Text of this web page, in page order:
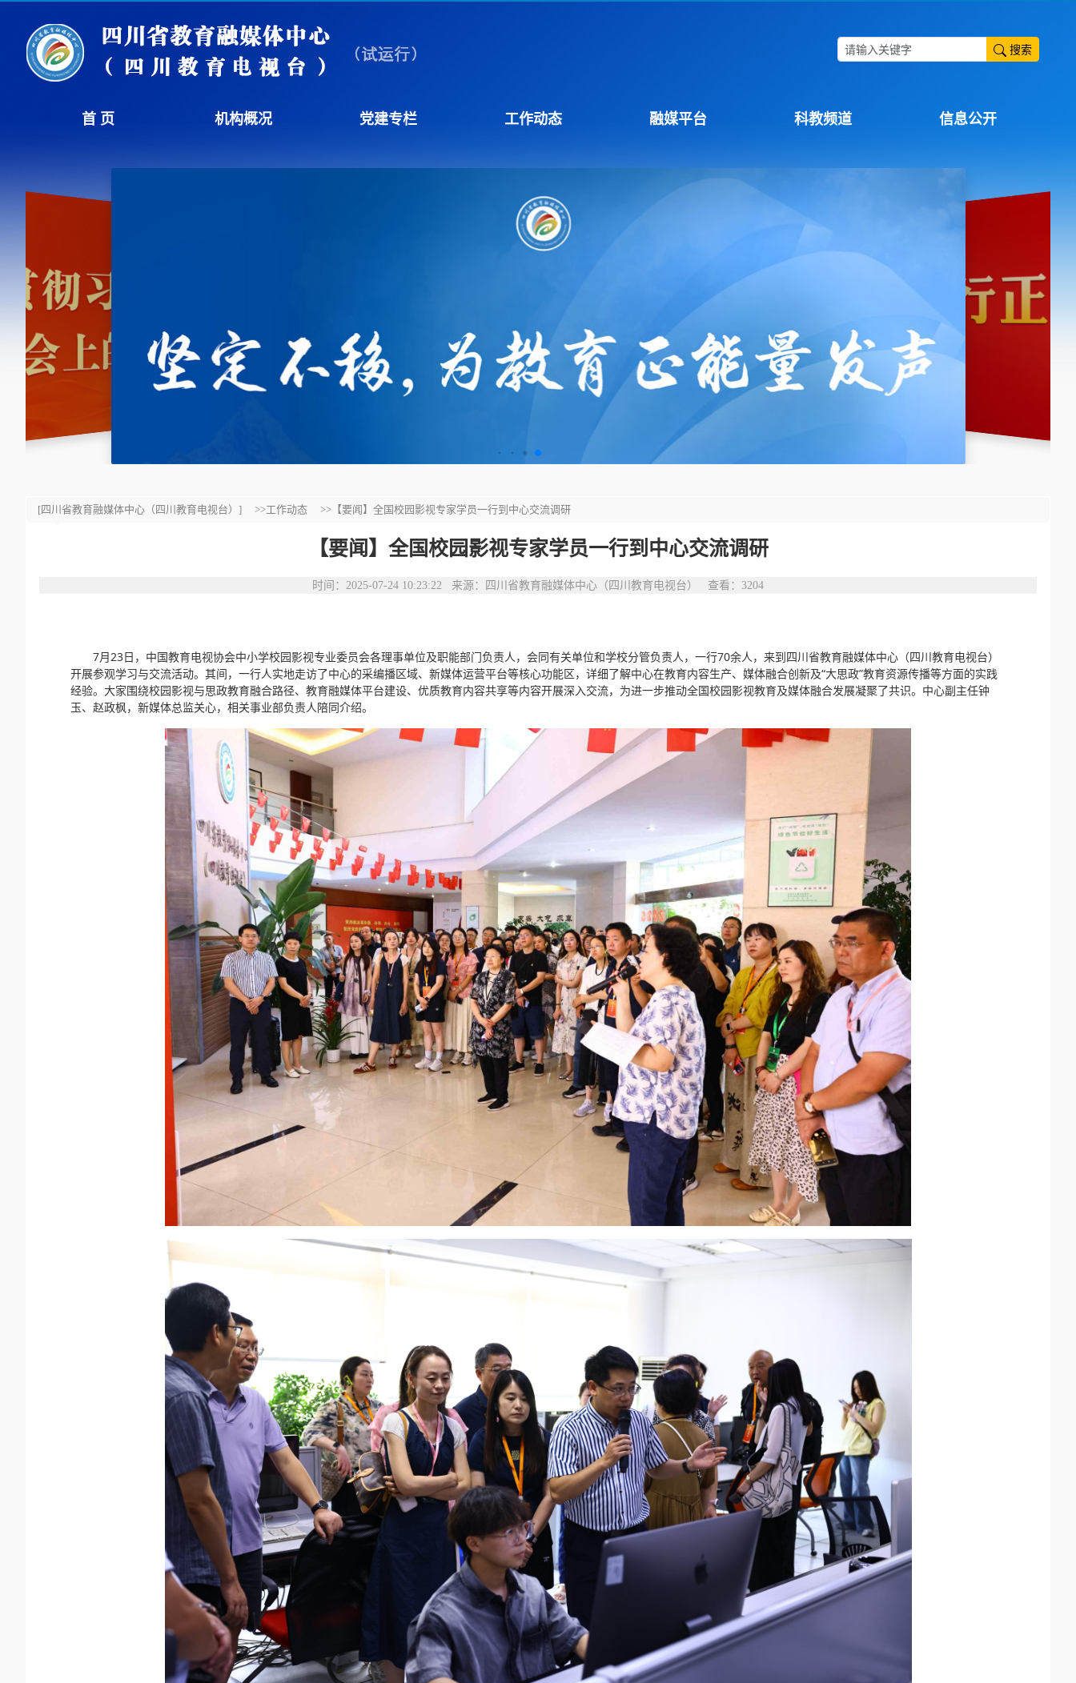
[四川省教育融媒体中心（四川教育电视台）] >>工作动态 >>【要闻】全国校园影视专家学员一行到中心交流调研
【要闻】全国校园影视专家学员一行到中心交流调研
时间：2025-07-24 10:23:22 来源：四川省教育融媒体中心（四川教育电视台） 查看： 3204
7月23日，中国教育电视协会中小学校园影视专业委员会各理事单位及职能部门负责人，会同有关单位和学校分管负责人，一行70余人，来到四川省教育融媒体中心（四川教育电视台）
开展参观学习与交流活动。其间，一行人实地走访了中心的采编播区域、新媒体运营平台等核心功能区，详细了解中心在教育内容生产、媒体融合创新及“大思政”教育资源传播等方面的实践
经验。大家围绕校园影视与思政教育融合路径、教育融媒体平台建设、优质教育内容共享等内容开展深入交流，为进一步推动全国校园影视教育及媒体融合发展凝聚了共识。中心副主任钟
玉、赵政枫，新媒体总监关心，相关事业部负责人陪同介绍。
首 页 机构概况 党建专栏 工作动态 融媒平台 科教频道 信息公开
搜索